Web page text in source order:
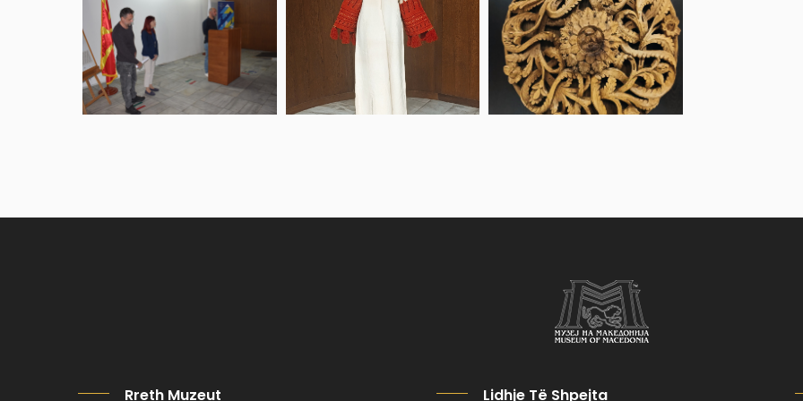
Rreth Muzeut Lidhje Të Shpejta